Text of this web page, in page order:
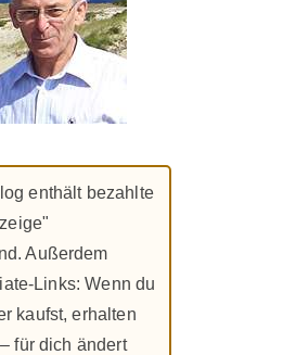
enthält bezahlte
Außerdem
Links: Wenn du
kaufst, erhalten
für dich ändert